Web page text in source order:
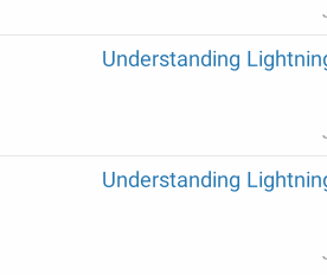
Understanding
Understanding